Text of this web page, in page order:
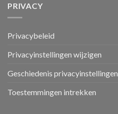
PRIVACY
Privacybeleid
Privacyinstellingen wijzigen
Geschiedenis privacyinstellingen
Toestemmingen intrekken